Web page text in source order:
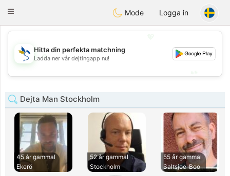
SvenskaDating
Toggle
Mode Logga in
💖
💕
Hitta din perfekta matchning
Ladda ner vår dejtingapp nu!
Dejta Man Stockholm
45 år gammal
Ekerö
52 år gammal
Stockholm
55 år gammal
Saltsjoe-Boo